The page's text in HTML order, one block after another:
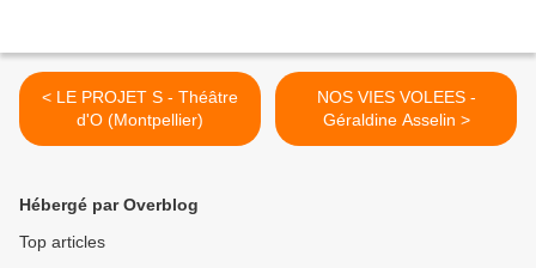
< LE PROJET S - Théâtre
d'O (Montpellier)
NOS VIES VOLEES -
Géraldine Asselin >
Hébergé par Overblog
Top articles